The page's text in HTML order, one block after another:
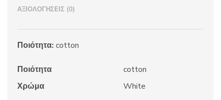
ΑΞΙΟΛΟΓΉΣΕΙΣ (0)
Ποιότητα: cotton
Ποιότητα
cotton
Χρώμα
White